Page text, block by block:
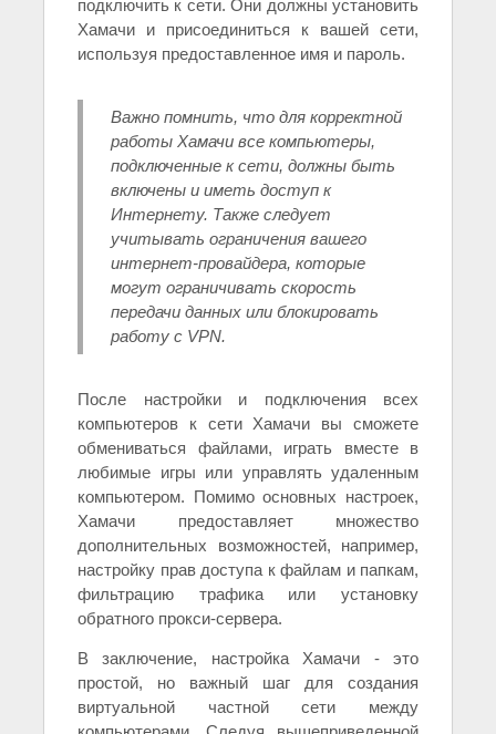
подключить к сети. Они должны установить
Хамачи и присоединиться к вашей сети,
используя предоставленное имя и пароль.
Важно помнить, что для корректной
работы Хамачи все компьютеры,
подключенные к сети, должны быть
включены и иметь доступ к
Интернету. Также следует
учитывать ограничения вашего
интернет-провайдера, которые
могут ограничивать скорость
передачи данных или блокировать
работу с VPN.
После настройки и подключения всех
компьютеров к сети Хамачи вы сможете
обмениваться файлами, играть вместе в
любимые игры или управлять удаленным
компьютером. Помимо основных настроек,
Хамачи предоставляет множество
дополнительных возможностей, например,
настройку прав доступа к файлам и папкам,
фильтрацию трафика или установку
обратного прокси-сервера.
В заключение, настройка Хамачи - это
простой, но важный шаг для создания
виртуальной частной сети между